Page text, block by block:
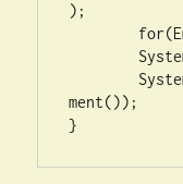
);
ment());
}